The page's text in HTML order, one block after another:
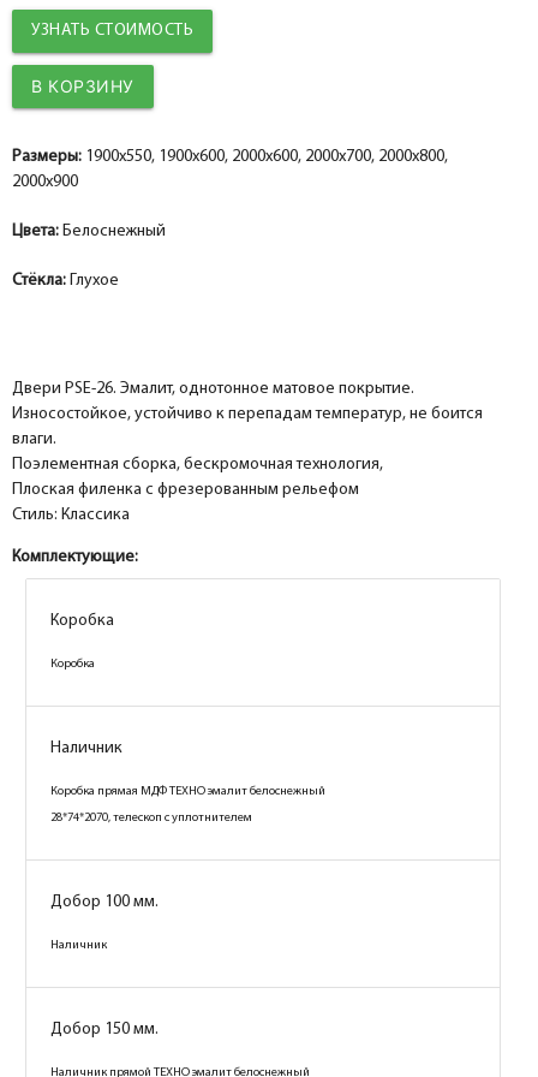
УЗНАТЬ СТОИМОСТЬ
Размеры: 1900x550, 1900x600, 2000x600, 2000x700, 2000x800,
2000x900
Цвета: Белоснежный
Стёкла: Глухое
Двери PSE-26. Эмалит, однотонное матовое покрытие.
Износостойкое, устойчиво к перепадам температур, не боится
влаги.
Поэлементная сборка, бескромочная технология,
Плоская филенка с фрезерованным рельефом
Стиль: Классика
Комплектующие:
Коробка
Коробка
Наличник
Коробка прямая МДФ ТЕХНО эмалит белоснежный
28*74*2070, телескоп с уплотнителем
Добор 100 мм.
Наличник
Добор 150 мм.
Наличник прямой ТЕХНО эмалит белоснежный